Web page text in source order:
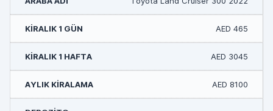
AED 465
AED 3045
AED 8100